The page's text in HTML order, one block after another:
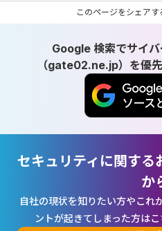
このページをシェアす
Google 検索でサイ
（gate02.ne.jp）を優
セキュリティに関する
か
自社の現状を知りたい方やこれ
ントが起きてしまった方は